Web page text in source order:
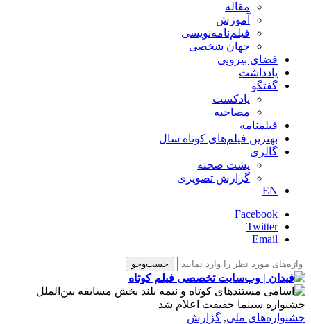
مقاله
آموزش
فیلم‌نامه‌نویسی
جهان شخصی
فضای بیرونی
یادداشت
گفتگو
پادکست
مصاحبه
فیلمنامه
بهترین فیلم‌های کوتاه سال
گالری
پشت صحنه
گزارش تصویری
EN
Facebook
Twitter
Email
جشنواره‌های ملی, گزارش